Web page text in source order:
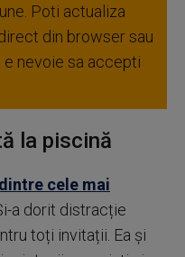
Poti actualiza
din browser sau
e nevoie sa accepti
la piscină
cele mai
a dorit distracție
toți invitații. Ea și